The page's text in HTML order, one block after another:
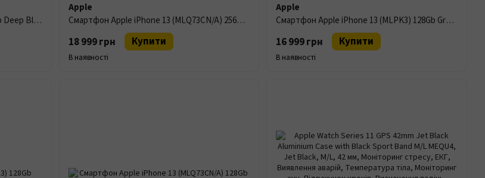
Смартфон Apple iPhone 17 Pro 256Gb Deep Blue
Apple
Смартфон Apple iPhone 13 (MLQ73CN/A) 256Gb Starlight
18 999 грн Купити
В наявності
Apple
Смартфон Apple iPhone 13 (MLPK3) 128Gb Green
16 999 грн Купити
В наявності